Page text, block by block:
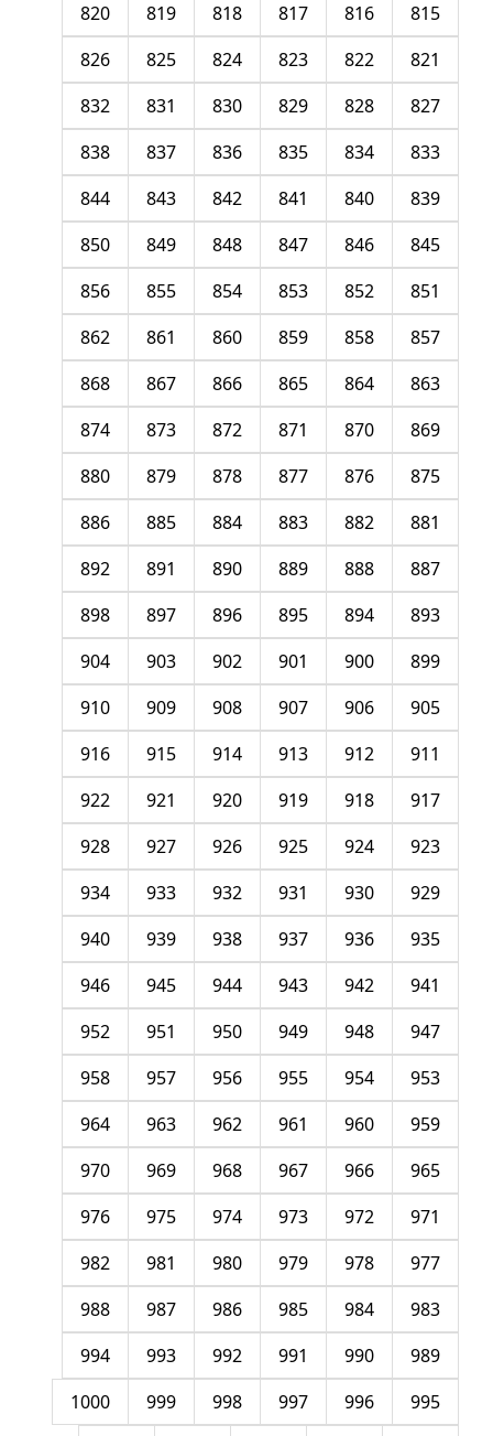
815
816
817
818
819
820
821
822
823
824
825
826
827
828
829
830
831
832
833
834
835
836
837
838
839
840
841
842
843
844
845
846
847
848
849
850
851
852
853
854
855
856
857
858
859
860
861
862
863
864
865
866
867
868
869
870
871
872
873
874
875
876
877
878
879
880
881
882
883
884
885
886
887
888
889
890
891
892
893
894
895
896
897
898
899
900
901
902
903
904
905
906
907
908
909
910
911
912
913
914
915
916
917
918
919
920
921
922
923
924
925
926
927
928
929
930
931
932
933
934
935
936
937
938
939
940
941
942
943
944
945
946
947
948
949
950
951
952
953
954
955
956
957
958
959
960
961
962
963
964
965
966
967
968
969
970
971
972
973
974
975
976
977
978
979
980
981
982
983
984
985
986
987
988
989
990
991
992
993
994
995
996
997
998
999
1000